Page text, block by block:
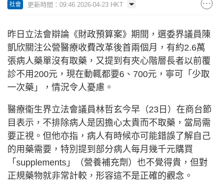
社會 更新時間：09:46 2026-04-23 HKT
昨日立法會辯論《財政預算案》期間，選委界議員陳
凱欣關注公營醫療收費改革後首兩個月，有約2.6萬
張病人藥單沒有取藥，又提到有夾心階層長者以前覆
診不用200元，現在動輒都要6、700元，寧可「少取
一次藥」，情況令人憂慮。
醫療衞生界立法會議員林哲玄今早（23日）在商台節
目表示，不排除病人是因擔心太貴而不取藥，當局需
要正視。但他亦指，病人有時候亦可能錯誤了解自己
的用藥需要，特別提到部分病人每月幾千元購買
「supplements」（營養補充劑）也不覺得貴，但對
正規藥物就非常計較，形容這不是正確的觀念。